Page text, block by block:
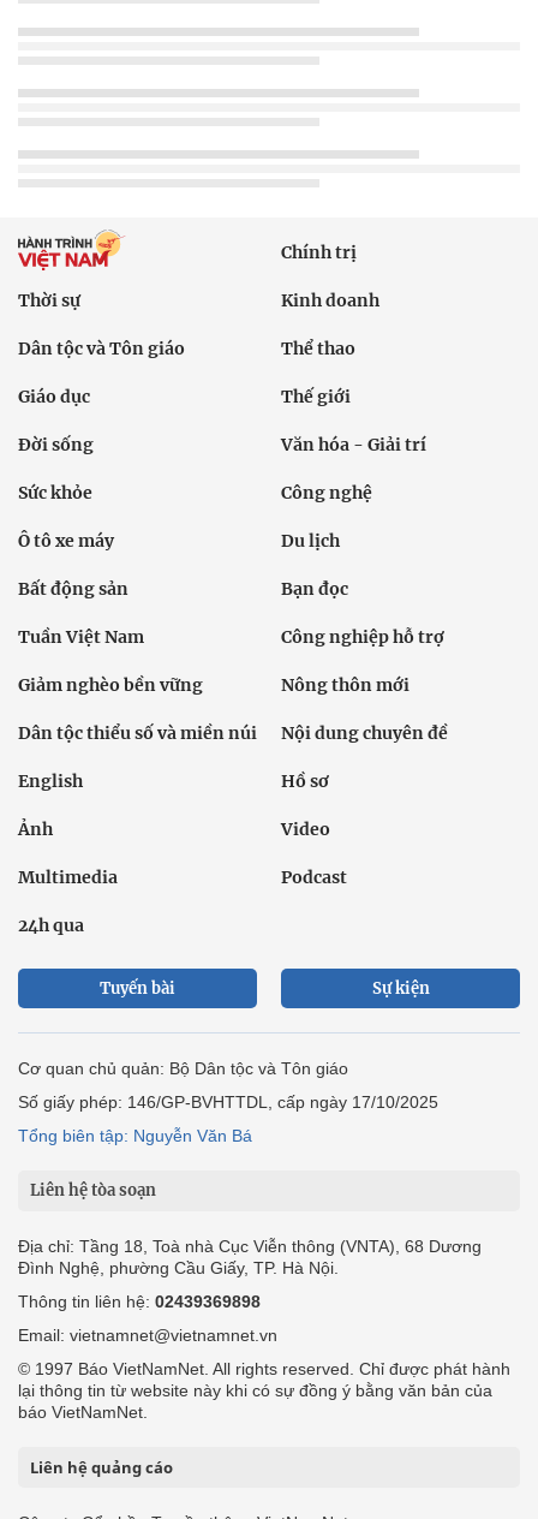
Chính trị
Thời sự Kinh doanh
Dân tộc và Tôn giáo Thể thao
Giáo dục Thế giới
Đời sống Văn hóa - Giải trí
Sức khỏe Công nghệ
Ô tô xe máy Du lịch
Bất động sản Bạn đọc
Tuần Việt Nam Công nghiệp hỗ trợ
Giảm nghèo bền vững Nông thôn mới
Dân tộc thiểu số và miền núi Nội dung chuyên đề
English Hồ sơ
Ảnh Video
Multimedia Podcast
24h qua
Tuyến bài Sự kiện
Cơ quan chủ quản: Bộ Dân tộc và Tôn giáo
Số giấy phép: 146/GP-BVHTTDL, cấp ngày 17/10/2025
Tổng biên tập: Nguyễn Văn Bá
Liên hệ tòa soạn
Địa chỉ: Tầng 18, Toà nhà Cục Viễn thông (VNTA), 68 Dương
Đình Nghệ, phường Cầu Giấy, TP. Hà Nội.
Thông tin liên hệ: 02439369898
Email: vietnamnet@vietnamnet.vn
© 1997 Báo VietNamNet. All rights reserved. Chỉ được phát hành
lại thông tin từ website này khi có sự đồng ý bằng văn bản của
báo VietNamNet.
Liên hệ quảng cáo